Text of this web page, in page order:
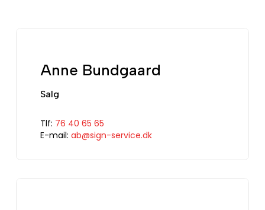
Anne Bundgaard
Salg
Tlf: 76 40 65 65
E-mail: ab@sign-service.dk